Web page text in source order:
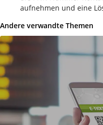
aufnehmen und eine
Andere verwandte Themen